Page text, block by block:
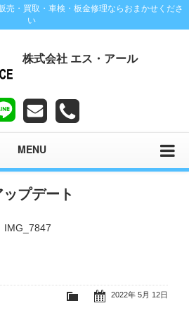
売・買取・車検・板金修理ならおまかせくださ
い
株式会社 エス・アール
MENU
ップデート
IMG_7847
2022年 5月 12日